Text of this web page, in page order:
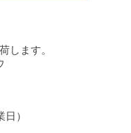
します。
）